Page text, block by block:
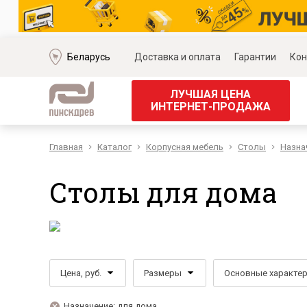
Беларусь Доставка и оплата Гарантии
ЛУЧШАЯ ЦЕНА
ИНТЕРНЕТ-ПРОДАЖА
Мягкая мебель
Модульные диваны
Диваны «Премиум»
Угловые диваны
Прямые диваны
Наборы
Наборы
Главная Каталог Корпусная мебель Столы
Столы для дома
Цена, руб. Размеры Основные